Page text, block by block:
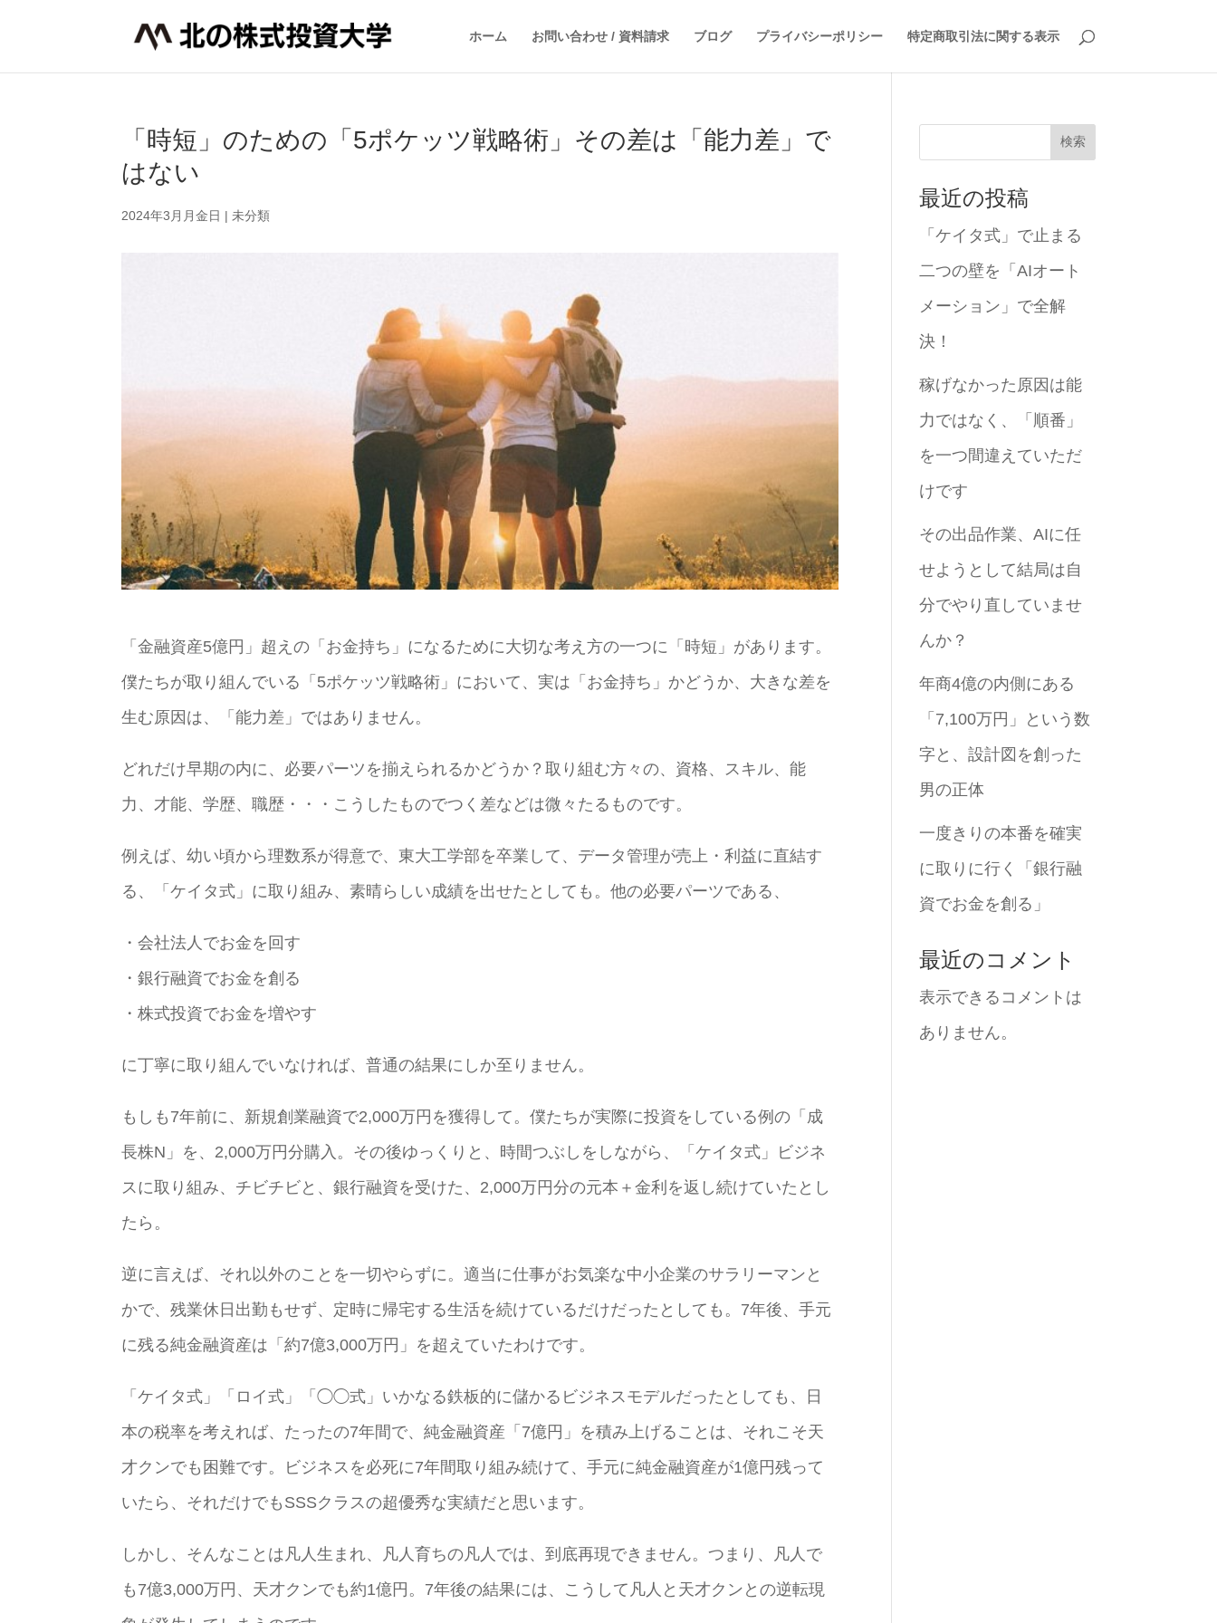
ホーム お問い合わせ / 資料請求 ブログ プライバシーポリシー 特定商取引法に関する表示
「時短」のための「5ポケッツ戦略術」その差は「能力差」で
はない
2024年3月月金日 | 未分類
「金融資産5億円」超えの「お金持ち」になるために大切な考え方の一つに「時短」があります。
僕たちが取り組んでいる「5ポケッツ戦略術」において、実は「お金持ち」かどうか、大きな差を
生む原因は、「能力差」ではありません。
どれだけ早期の内に、必要パーツを揃えられるかどうか？取り組む方々の、資格、スキル、能
力、才能、学歴、職歴・・・こうしたものでつく差などは微々たるものです。
例えば、幼い頃から理数系が得意で、東大工学部を卒業して、データ管理が売上・利益に直結す
る、「ケイタ式」に取り組み、素晴らしい成績を出せたとしても。他の必要パーツである、
・会社法人でお金を回す
・銀行融資でお金を創る
・株式投資でお金を増やす
に丁寧に取り組んでいなければ、普通の結果にしか至りません。
もしも7年前に、新規創業融資で2,000万円を獲得して。僕たちが実際に投資をしている例の「成
長株N」を、2,000万円分購入。その後ゆっくりと、時間つぶしをしながら、「ケイタ式」ビジネ
スに取り組み、チビチビと、銀行融資を受けた、2,000万円分の元本＋金利を返し続けていたとし
たら。
逆に言えば、それ以外のことを一切やらずに。適当に仕事がお気楽な中小企業のサラリーマンと
かで、残業休日出勤もせず、定時に帰宅する生活を続けているだけだったとしても。7年後、手元
に残る純金融資産は「約7億3,000万円」を超えていたわけです。
「ケイタ式」「ロイ式」「◯◯式」いかなる鉄板的に儲かるビジネスモデルだったとしても、日
本の税率を考えれば、たったの7年間で、純金融資産「7億円」を積み上げることは、それこそ天
才クンでも困難です。ビジネスを必死に7年間取り組み続けて、手元に純金融資産が1億円残って
いたら、それだけでもSSSクラスの超優秀な実績だと思います。
しかし、そんなことは凡人生まれ、凡人育ちの凡人では、到底再現できません。つまり、凡人で
も7億3,000万円、天才クンでも約1億円。7年後の結果には、こうして凡人と天才クンとの逆転現
検索
最近の投稿
「ケイタ式」で止まる
二つの壁を「AIオート
メーション」で全解
決！
稼げなかった原因は能
力ではなく、「順番」
を一つ間違えていただ
けです
その出品作業、AIに任
せようとして結局は自
分でやり直していませ
んか？
年商4億の内側にある
「7,100万円」という数
字と、設計図を創った
男の正体
一度きりの本番を確実
に取りに行く「銀行融
資でお金を創る」
最近のコメント
表示できるコメントは
ありません。